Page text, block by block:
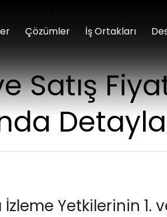
Çözümler İş Ortakları
1. ve 2. Fiyat Bazında Detaylandırılması
Satış
İzleme Yetkilerinin 1.